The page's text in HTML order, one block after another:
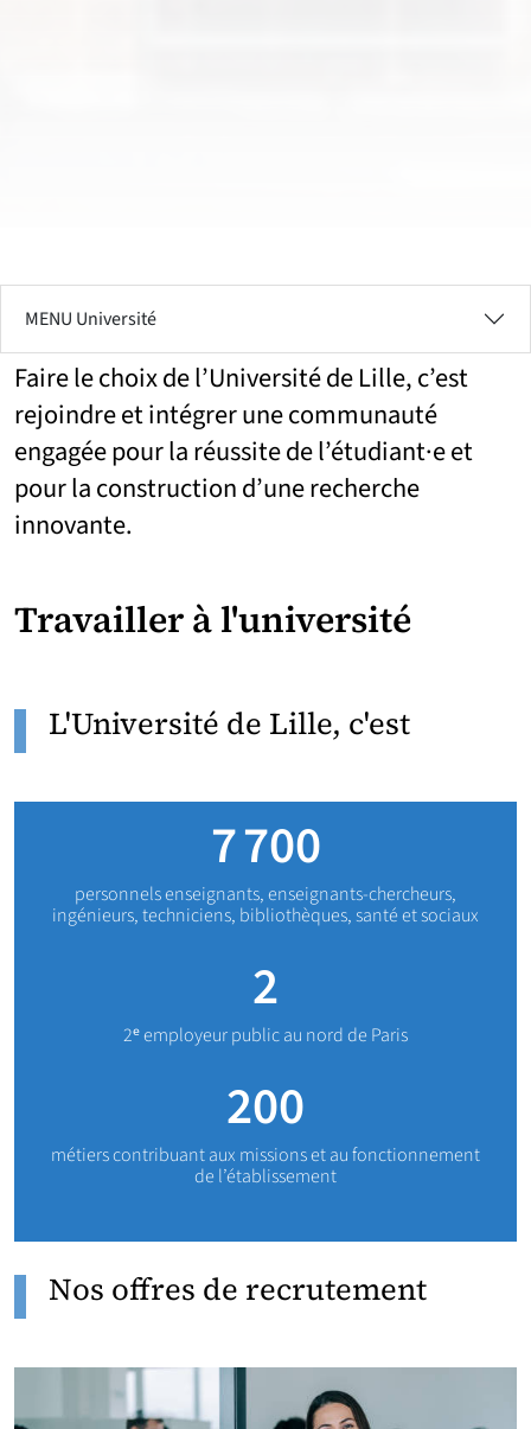
MENU Université
Faire le choix de l’Université de Lille, c’est
rejoindre et intégrer une communauté
engagée pour la réussite de l’étudiant·e et
pour la construction d’une recherche
innovante.
Travailler à l'université
L'Université de Lille, c'est
7 700
personnels enseignants, enseignants-chercheurs,
ingénieurs, techniciens, bibliothèques, santé et sociaux
2
2ᵉ employeur public au nord de Paris
200
métiers contribuant aux missions et au fonctionnement
de l’établissement
Nos offres de recrutement